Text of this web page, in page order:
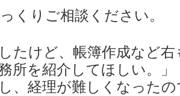
くりご相談ください。
したけど、帳簿作成など
所を紹介してほしい。」
し、経理が難しくなった